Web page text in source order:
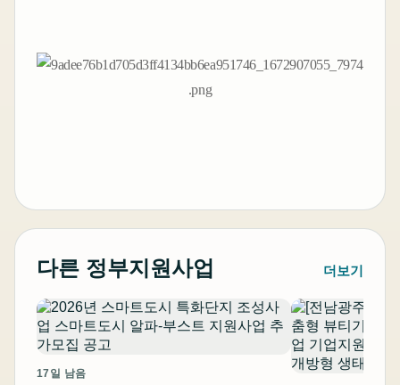
다른 정부지원사업 더보기
17일 남음